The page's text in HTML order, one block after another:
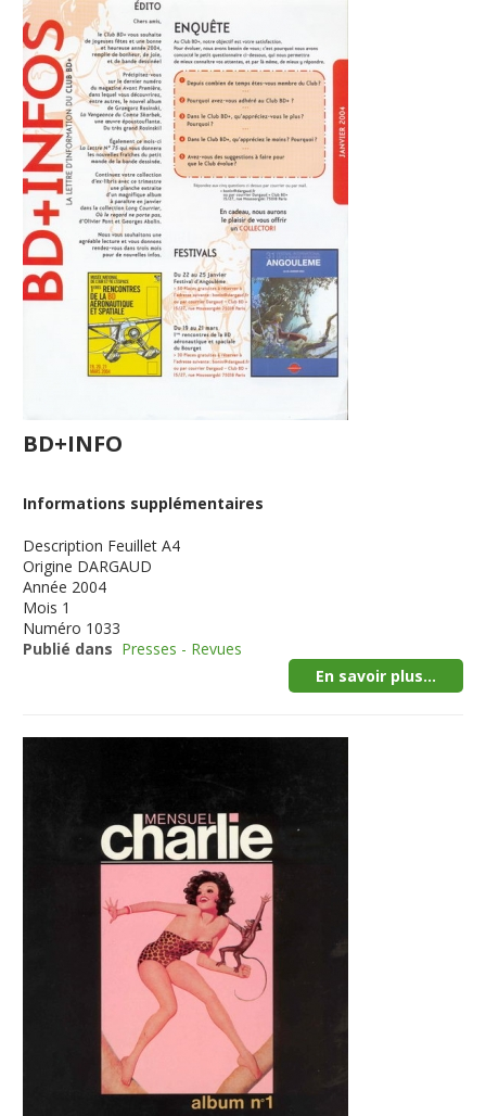
BD+INFO
Informations supplémentaires
Description Feuillet A4
Origine DARGAUD
Année 2004
Mois 1
Numéro 1033
Publié dans Presses - Revues
En savoir plus...